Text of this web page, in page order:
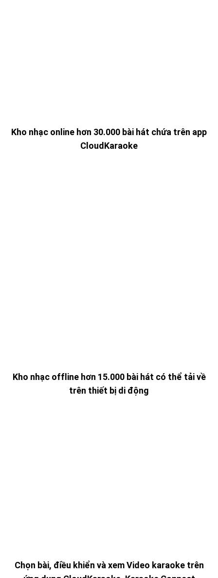
Kho nhạc online hơn 30.000 bài hát chứa trên app
CloudKaraoke
Kho nhạc offline hơn 15.000 bài hát có thể tải về
trên thiết bị di động
Chọn bài, điều khiển và xem Video karaoke trên